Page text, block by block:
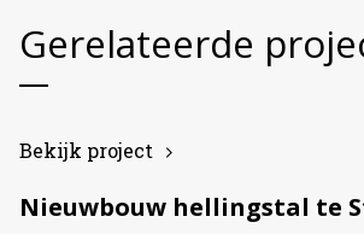
Gerelateerde
Nieuwbouw hellingstal te
Bekijk project